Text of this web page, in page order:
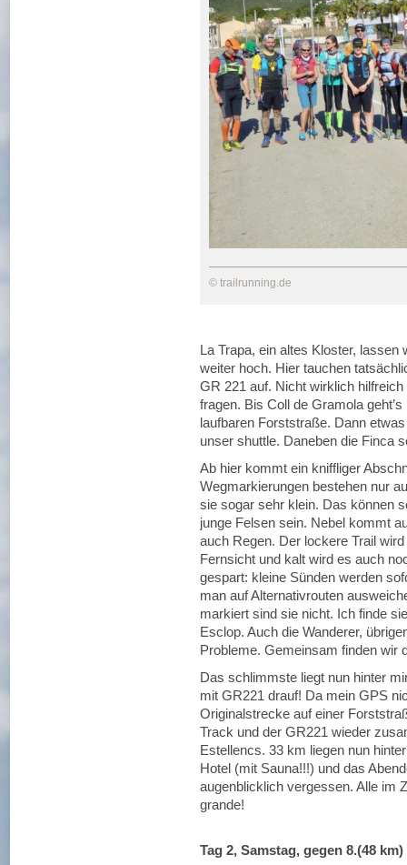
© trailrunning.de
La Trapa, ein altes Kloster, lassen
weiter hoch. Hier tauchen
GR 221 auf. Nicht wirklich
fragen. Bis Coll de Gramola
laufbaren Forststraße. Dann
unser shuttle. Daneben die Finca
Ab hier kommt ein kniffliger
Wegmarkierungen bestehen nur
sie sogar sehr klein. Das können
junge Felsen sein. Nebel kommt
auch Regen. Der lockere Trail
Fernsicht und kalt wird es auch
gespart: kleine Sünden werden
man auf Alternativrouten
markiert sind sie nicht. Ich finde
Esclop. Auch die Wanderer,
Probleme. Gemeinsam finden wir
Das schlimmste liegt nun hinter
mit GR221 drauf! Da mein GPS
Originalstrecke auf einer
Track und der GR221 wieder
Estellencs. 33 km liegen nun
Hotel (mit Sauna!!!) und das
augenblicklich vergessen. Alle im
grande!
Tag 2, Samstag, gegen 8.(48 km)